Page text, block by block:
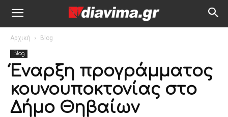
Αρχική Blog
Blog
Έναρξη προγράμματος
κουνουποκτονίας στο
Δήμο Θηβαίων